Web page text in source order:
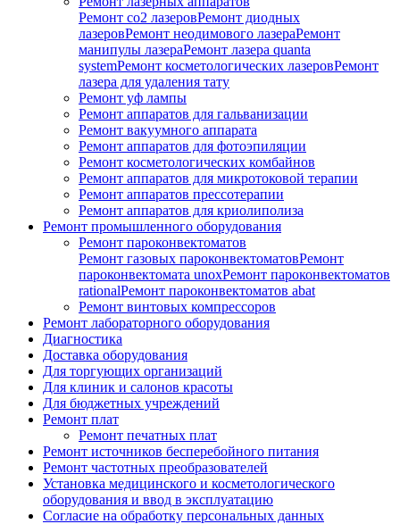
Ремонт co2 лазеровРемонт диодных
лазеровРемонт неодимового лазераРемонт
манипулы лазераРемонт лазера quanta
systemРемонт косметологических лазеровРемонт
лазера для удаления тату
Ремонт уф лампы
Ремонт аппаратов для гальванизации
Ремонт вакуумного аппарата
Ремонт аппаратов для фотоэпиляции
Ремонт косметологических комбайнов
Ремонт аппаратов для микротоковой терапии
Ремонт аппаратов прессотерапии
Ремонт аппаратов для криолиполиза
Ремонт промышленного оборудования
Ремонт пароконвектоматов
Ремонт газовых пароконвектоматовРемонт
пароконвектомата unoxРемонт пароконвектоматов
rationalРемонт пароконвектоматов abat
Ремонт винтовых компрессоров
Ремонт лабораторного оборудования
Диагностика
Доставка оборудования
Для торгующих организаций
Для клиник и салонов красоты
Для бюджетных учреждений
Ремонт плат
Ремонт печатных плат
Ремонт источников бесперебойного питания
Ремонт частотных преобразователей
Установка медицинского и косметологического
оборудования и ввод в эксплуатацию
Согласие на обработку персональных данных